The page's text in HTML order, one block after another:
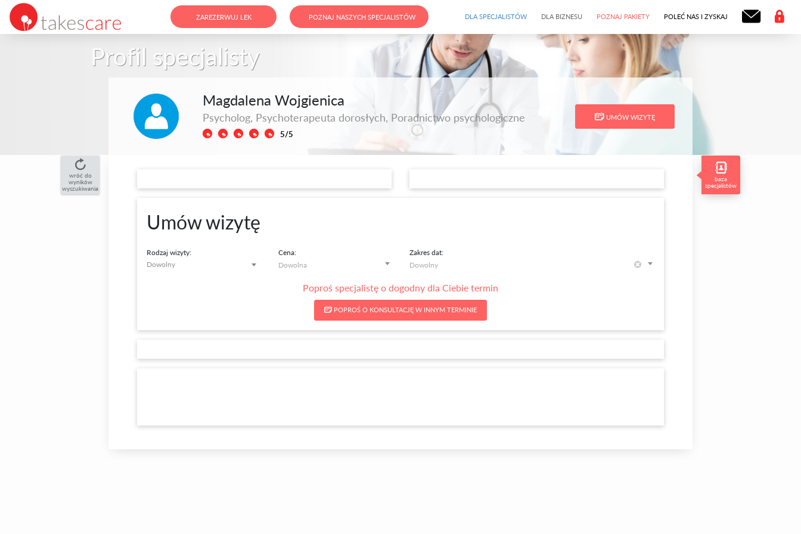
ZAREZERWUJ LEK POZNAJ NASZYCH SPECJALISTÓW DLA SPECJALISTÓW DLA BIZNESU POZNAJ PAKIETY POLEĆ NAS I ZYSKAJ
Profil specjalisty
Magdalena Wojgienica
Psycholog, Psychoterapeuta dorosłych, Poradnictwo psychologiczne
5/5
UMÓW WIZYTĘ
wróć do
wyników
wyszukiwania
Umów wizytę
Rodzaj wizyty:
Dowolny
Cena: Zakres dat:
Poproś specjalistę o dogodny dla Ciebie termin
POPROŚ O KONSULTACJĘ W INNYM TERMINIE
baza
specjalistów